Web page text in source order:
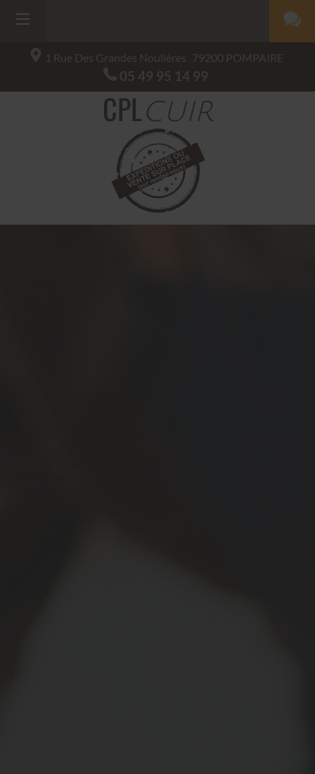
1 Rue Des Grandes Noulières 79200 POMPAIRE
05 49 95 14 99
CPLCUIR